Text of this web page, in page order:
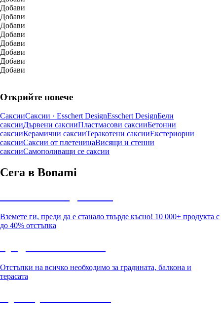
Добави
Добави
Добави
Добави
Добави
Добави
Добави
Добави
Открийте повече
СаксииСаксии · Esschert DesignEsschert DesignБели
саксииДървени саксииПластмасови саксииБетонни
саксииКерамични саксииТеракотени саксииЕкстериорни
саксииСаксии от плетеницаВисящи и стенни
саксииСамополиващи се саксии
Сега в Bonami
Вземете ги, преди да е станало твърде късно! 10 000+ продукта с
до 40% отстъпка
Отстъпки на всичко необходимо за градината, балкона и
терасата